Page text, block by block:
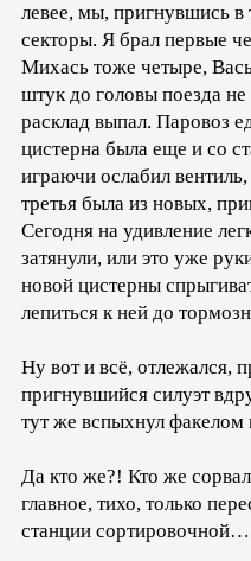
левее, мы, пригнувшись в
секторы. Я брал первые
Михась тоже четыре,
штук до головы поезда не
расклад выпал. Паровоз
цистерна была еще и со
играючи ослабил
третья была из новых,
Сегодня на удивление
затянули, или это уже
новой цистерны
лепиться к ней до
Ну вот и всё, отлежался,
пригнувшийся силуэт
тут же вспыхнул факелом
Да кто же?! Кто же
главное, тихо, только
станции сортировочной…